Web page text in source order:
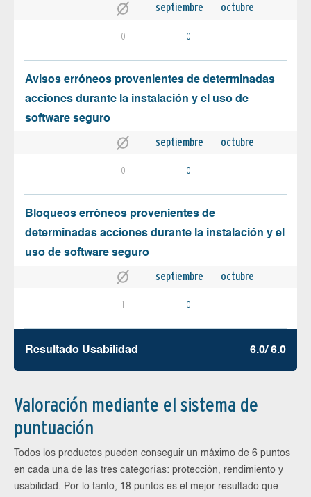
septiembre octubre
0 0
Avisos erróneos provenientes de determinadas
acciones durante la instalación y el uso de
software seguro
septiembre octubre
0 0
Bloqueos erróneos provenientes de
determinadas acciones durante la instalación y el
uso de software seguro
septiembre octubre
1 0
Resultado Usabilidad 6.0/ 6.0
Valoración mediante el sistema de
puntuación
Todos los productos pueden conseguir un máximo de 6 puntos
en cada una de las tres categorías: protección, rendimiento y
usabilidad. Por lo tanto, 18 puntos es el mejor resultado que